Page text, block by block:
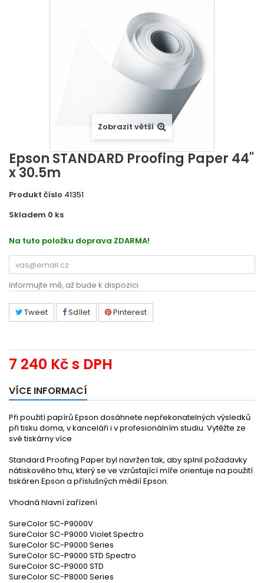
Zobrazit větší
Epson STANDARD Proofing Paper 44"
x 30.5m
Produkt číslo 41351
Skladem 0 ks
Na tuto položku doprava ZDARMA!
Informujte mě, až bude k dispozici
Tweet Sdílet Pinterest
7 240 Kčs DPH
VÍCE INFORMACÍ
Při použití papírů Epson dosáhnete nepřekonatelných výsledků
při tisku doma, v kanceláři i v profesionálním studiu. Vytěžte ze
své tiskárny více
Standard Proofing Paper byl navržen tak, aby splnil požadavky
nátiskového trhu, který se ve vzrůstající míře orientuje na použití
tiskáren Epson a příslušných médií Epson.
Vhodná hlavní zařízení
SureColor SC-P9000V
SureColor SC-P9000 Violet Spectro
SureColor SC-P9000 Series
SureColor SC-P9000 STD Spectro
SureColor SC-P9000 STD
SureColor SC-P8000 Series